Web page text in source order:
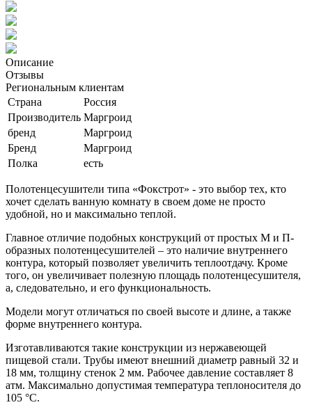
Описание
Отзывы
Региональным клиентам
Страна
Россия
Производитель Маргроид
бренд
Маргроид
Бренд
Маргроид
Полка
есть
Полотенцесушители типа «Фокстрот» - это выбор тех, кто
хочет сделать ванную комнату в своем доме не просто
удобной, но и максимально теплой.
Главное отличие подобных конструкций от простых М и П-
образных полотенцесушителей – это наличие внутреннего
контура, который позволяет увеличить теплоотдачу. Кроме
того, он увеличивает полезную площадь полотенцесушителя,
а, следовательно, и его функциональность.
Модели могут отличаться по своей высоте и длине, а также
форме внутреннего контура.
Изготавливаются такие конструкции из нержавеющей
пищевой стали. Трубы имеют внешний диаметр равный 32 и
18 мм, толщину стенок 2 мм. Рабочее давление составляет 8
атм. Максимально допустимая температура теплоносителя до
105 °C.